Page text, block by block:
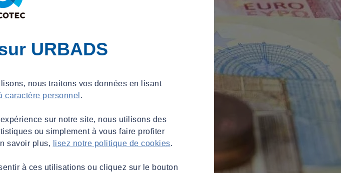
URBADS
nous traitons vos données en lisant
caractère personnel .
sur notre site, nous utilisons des
ou simplement à vous faire profiter
savoir plus,
lisez notre politique de cookies.
à ces utilisations ou cliquez sur le bouton